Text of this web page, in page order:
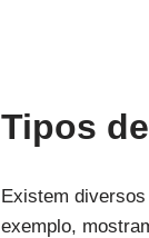
Tipos
Existem
exemplo,